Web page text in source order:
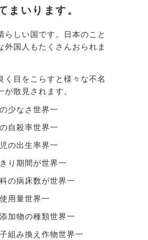
まいります。
らしい国です。日本のこと
外国人もたくさんおられま
く目をこらすと様々な不名
が散見されます。
少なさ世界一
自殺率世界一
の出生率界一
り期間が世界一
の病床数が世界一
用量世界一
加物の種類世界一
組み換え作物世界一